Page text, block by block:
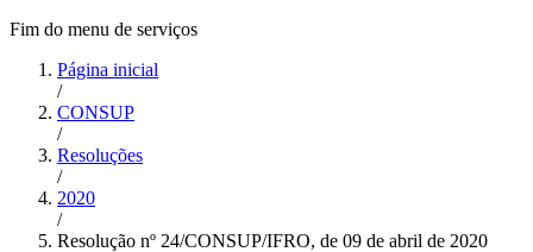
Fim do menu de serviços
Página inicial
/
CONSUP
/
Resoluções
/
2020
/
Resolução nº 24/CONSUP/IFRO, de 09 de abril de 2020